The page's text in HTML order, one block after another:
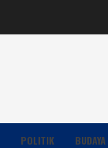
POLITIK BUDAYA